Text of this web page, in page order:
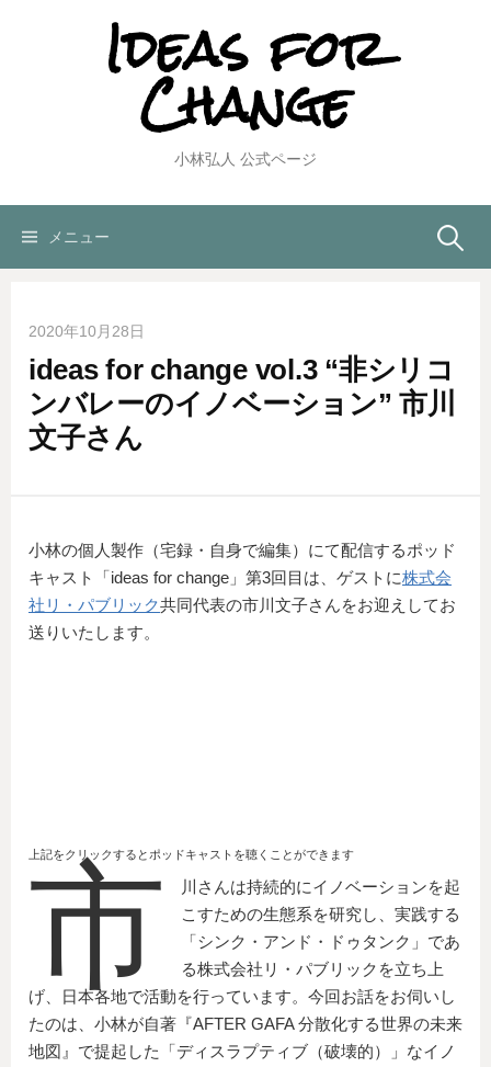
キ
Ideas for
Change
小林弘人 公式ページ
メニュー 検
2020年10月28日
ideas for change vol.3 “非シリコ
ンバレーのイノベーション” 市川
文子さん
小林の個人製作（宅録・自身で編集）にて配信するポッド
キャスト「ideas for change」第3回目は、ゲストに株式会
社リ・パブリック共同代表の市川文子さんをお迎えしてお
送りいたします。
上記をクリックするとポッドキャストを聴くことができます
市
川さんは持続的にイノベーションを起
こすための生態系を研究し、実践する
「シンク・アンド・ドゥタンク」であ
る株式会社リ・パブリックを立ち上
げ、日本各地で活動を行っています。今回お話をお伺いし
たのは、小林が自著『AFTER GAFA 分散化する世界の未来
地図』で提起した「ディスラプティブ（破壊的）」なイノ